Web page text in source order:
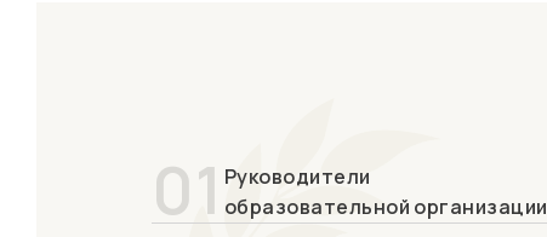
01 Руководители
образовательной организации